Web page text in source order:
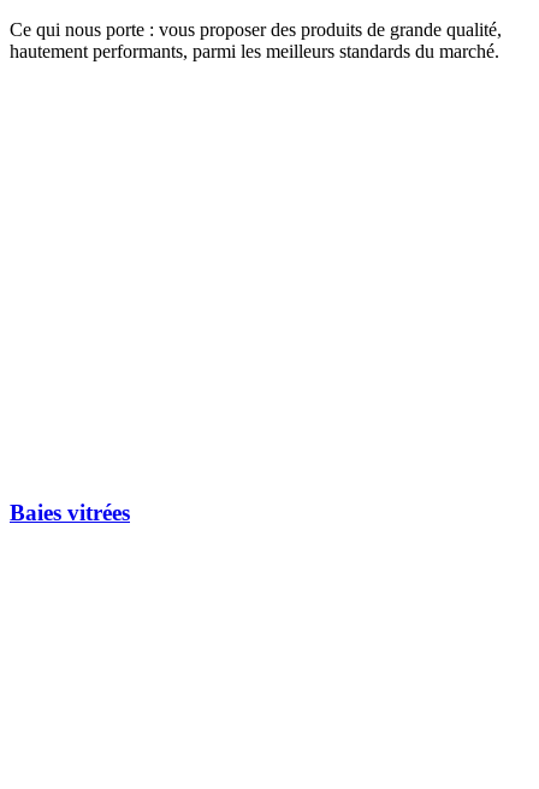
Ce qui nous porte : vous proposer des produits de grande qualité,
hautement performants, parmi les meilleurs standards du marché.
Baies vitrées